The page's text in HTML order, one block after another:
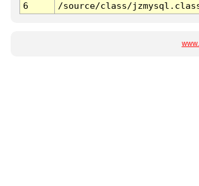
6
/source/class/